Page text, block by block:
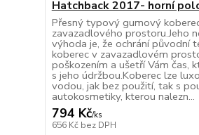
Hatchback 2017- horní
Přesný typový gumový
zavazadlového prostoru.Jeho
výhoda je, že ochrání původní
koberec v zavazadlovém
poškozením a ušetří Vám čas,
s jeho údržbou.Koberec lze
vodou, jak bez použití, tak s
autokosmetiky, kterou nalezn...
794 Kč/ks
656 Kč bez DPH